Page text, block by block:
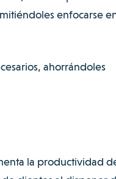
enfocarse
ahorrándoles
la productividad